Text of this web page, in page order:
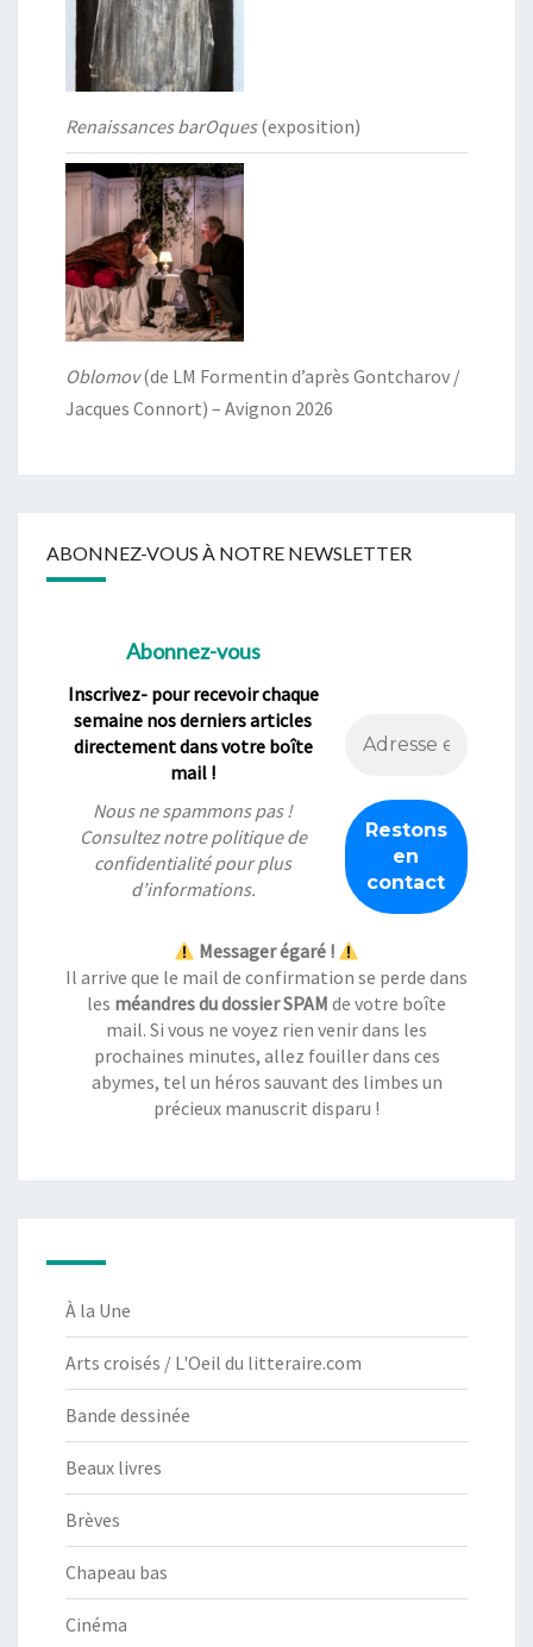
Renaissances barOques(exposition)
Oblomov(de LM Formentin d’après Gontcharov /
Jacques Connort) – Avignon 2026
ABONNEZ-VOUS À NOTRE NEWSLETTER
Abonnez-vous
Inscrivez- pour recevoir chaque
semaine nos derniers articles
directement dans votre boîte
mail !
Nous ne spammons pas !
Consultez notrepolitique de
confidentialitépour plus
d’informations.
Messager égaré !
Il arrive que le mail de confirmation se perde dans
les méandres du dossier SPAM de votre boîte
mail. Si vous ne voyez rien venir dans les
prochaines minutes, allez fouiller dans ces
abymes, tel un héros sauvant des limbes un
précieux manuscrit disparu !
À la Une
Arts croisés / L'Oeil du litteraire.com
Bande dessinée
Beaux livres
Brèves
Chapeau bas
Cinéma